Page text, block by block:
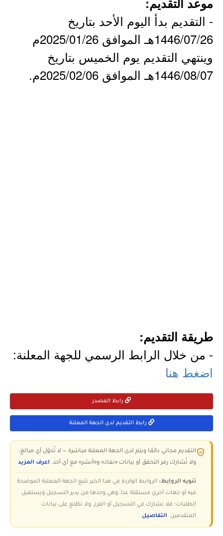
- التقديم بدأ اليوم الأحد بتاريخ
1446/07/26هـ الموافق 2025/01/26م
وينتهي التقديم يوم الخميس بتاريخ
1446/08/07هـ الموافق 2025/02/06م.
طريقة التقديم:
- من خلال الرابط الرسمي للجهة المعلنة:
اضغط هنا
رابط المصدر
رابط التقديم لدى الجهة المعلنة
التقديم مجاني دائمًا ويتم لدى الجهة المعلنة مباشرة — لا تُحوّل أي مبالغ،
ولا تُشارك رمز التحقق أو بيانات «نفاذ» و«أبشر» مع أي أحد. اعرف المزيد
تنويه الروابط: الروابط الواردة في هذا الخبر تتبع الجهة المعلنة الموضحة
فيه أو جهات أخرى مستقلة عنا، وهي وحدها من يدير التسجيل ويستقبل
الطلبات؛ فلا نشارك في التسجيل أو الفرز، ولا نطّلع على بيانات
المتقدمين. التفاصيل